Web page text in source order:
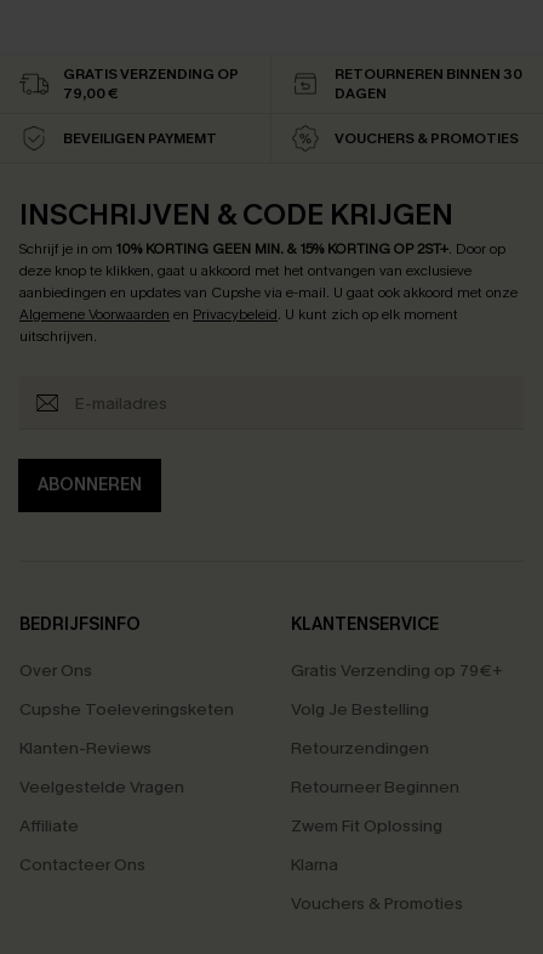
GRATIS VERZENDING OP
79,00 €
RETOURNEREN BINNEN 30
DAGEN
BEVEILIGEN PAYMEMT VOUCHERS & PROMOTIES
INSCHRIJVEN & CODE KRIJGEN
Schrijf je in om 10% KORTING GEEN MIN. & 15% KORTING OP 2ST+. Door op
deze knop te klikken, gaat u akkoord met het ontvangen van exclusieve
aanbiedingen en updates van Cupshe via e-mail. U gaat ook akkoord met onze
Algemene Voorwaarden en Privacybeleid. U kunt zich op elk moment
uitschrijven.
ABONNEREN
BEDRIJFSINFO
Over Ons
Cupshe Toeleveringsketen
Klanten-Reviews
Veelgestelde Vragen
Affiliate
Contacteer Ons
KLANTENSERVICE
Gratis Verzending op 79€+
Volg Je Bestelling
Retourzendingen
Retourneer Beginnen
Zwem Fit Oplossing
Klarna
Vouchers & Promoties